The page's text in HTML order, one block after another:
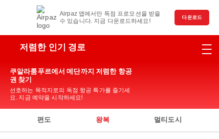
Airpaz 앱에서만 독점 프로모션을 받을
수 있습니다. 지금 다운로드하세요!
다운로드
저렴한 인기 경로
쿠알라룸푸르에서 메단까지 저렴한 항공
권 찾기
선호하는 목적지로의 독점 항공 특가를 즐기세
요. 지금 예약을 시작하세요!
편도 왕복 멀티도시